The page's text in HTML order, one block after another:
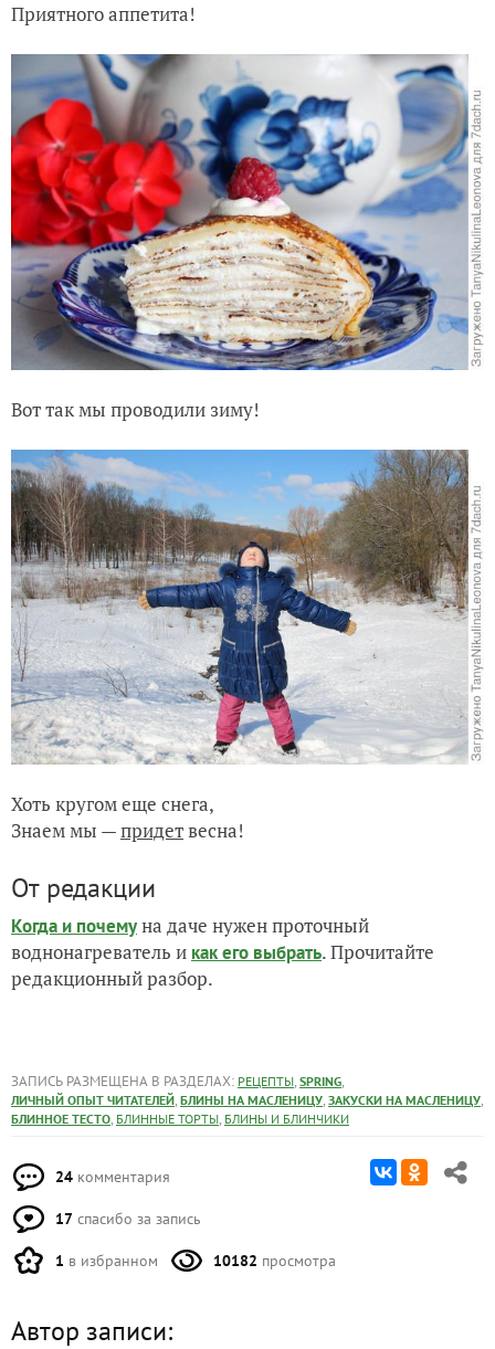
Приятного аппетита!
Вот так мы проводили зиму!
Хоть кругом еще снега,
Знаем мы —придетвесна!
От редакции
Когда и почемуна даче нужен проточный
воднонагреватель и как его выбрать. Прочитайте
редакционный разбор.
ЗАПИСЬ РАЗМЕЩЕНА В РАЗДЕЛАХ: РЕЦЕПТЫ, SPRING,
ЛИЧНЫЙ ОПЫТ ЧИТАТЕЛЕЙ, БЛИНЫ НА МАСЛЕНИЦУ, ЗАКУСКИ НА МАСЛЕНИЦУ,
БЛИННОЕ ТЕСТО, БЛИННЫЕ ТОРТЫ, БЛИНЫ И БЛИНЧИКИ
24 комментария
17 спасибо за запись
1 в избранном 10182 просмотра
Автор записи: